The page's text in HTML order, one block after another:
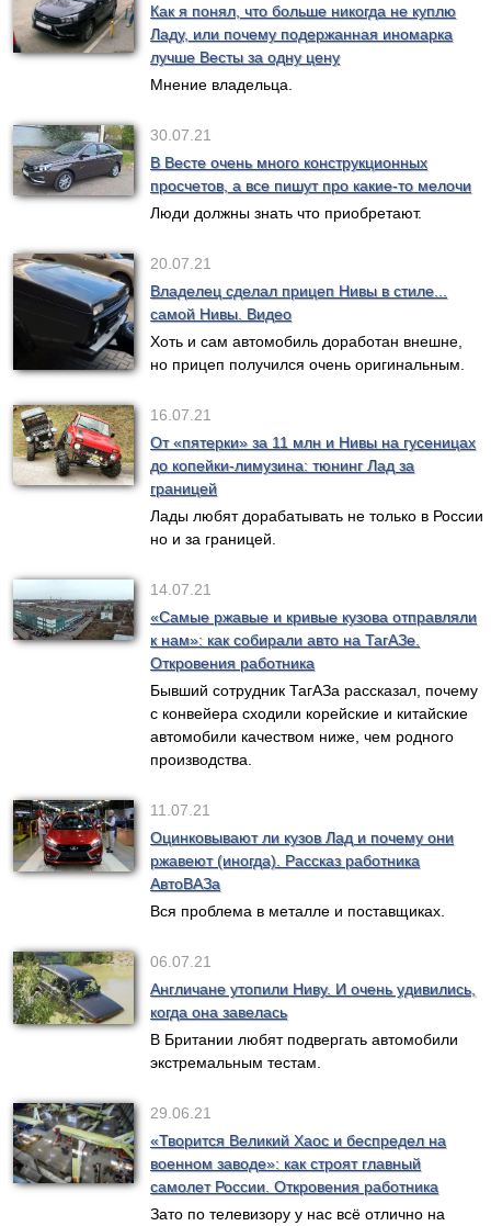
Как я понял, что больше никогда не куплю
Ладу, или почему подержанная иномарка
лучше Весты за одну цену
Мнение владельца.
30.07.21
В Весте очень много конструкционных
просчетов, а все пишут про какие-то мелочи
Люди должны знать что приобретают.
20.07.21
Владелец сделал прицеп Нивы в стиле...
самой Нивы. Видео
Хоть и сам автомобиль доработан внешне,
но прицеп получился очень оригинальным.
16.07.21
От «пятерки» за 11 млн и Нивы на гусеницах
до копейки-лимузина: тюнинг Лад за
границей
Лады любят дорабатывать не только в России
но и за границей.
14.07.21
«Самые ржавые и кривые кузова отправляли
к нам»: как собирали авто на ТагАЗе.
Откровения работника
Бывший сотрудник ТагАЗа рассказал, почему
с конвейера сходили корейские и китайские
автомобили качеством ниже, чем родного
производства.
11.07.21
Оцинковывают ли кузов Лад и почему они
ржавеют (иногда). Рассказ работника
АвтоВАЗа
Вся проблема в металле и поставщиках.
06.07.21
Англичане утопили Ниву. И очень удивились,
когда она завелась
В Британии любят подвергать автомобили
экстремальным тестам.
29.06.21
«Творится Великий Хаос и беспредел на
военном заводе»: как строят главный
самолет России. Откровения работника
Зато по телевизору у нас всё отлично на